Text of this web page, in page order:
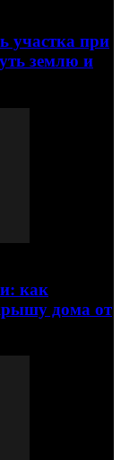
участка при
землю и
как
дома от